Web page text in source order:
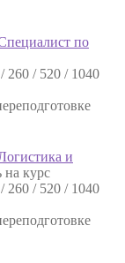
по
260 / 520 / 1040
и
на курс
260 / 520 / 1040